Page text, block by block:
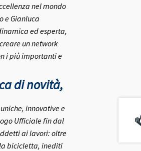
nel mondo
e Gianluca
ed esperta,
un network
i più importanti e
di novità,
innovative e
Ufficiale fin dal
ai lavori: oltre
bicicletta, inediti